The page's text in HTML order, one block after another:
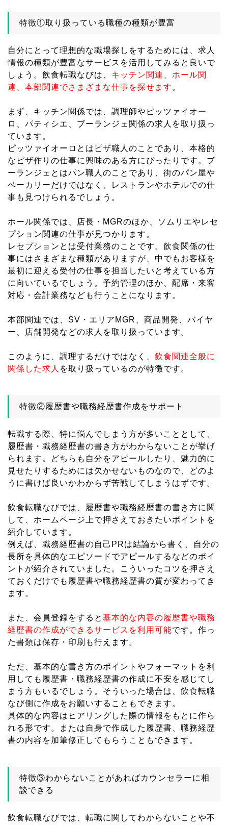
特徴①取り扱っている職種の種類が豊富
自分にとって理想的な職場探しをするためには、求人
情報の種類が豊富なサービスを活用してみると良いで
しょう。飲食転職なびは、 キッチン関連、ホール関
連、本部関連でさまざまな仕事を探せます 。
まず、キッチン関係では、調理師やピッツァイオー
ロ、パティシエ、ブーランジェ関係の求人を取り扱っ
ています。
ピッツァイオーロとはピザ職人のことであり、本格的
なピザ作りの仕事に興味のある方にぴったりです。ブ
ーランジェとはパン職人のことであり、街のパン屋や
ベーカリーだけではなく、レストランやホテルでの仕
事も見つけられるでしょう。
ホール関係では、店長・MGRのほか、ソムリエやレセ
プション関連の仕事が見つかります。
レセプションとは受付業務のことです。飲食関係の仕
事にはさまざまな種類がありますが、中でもお客様を
最初に迎える受付の仕事を担当したいと考えている方
に向いているでしょう。予約管理のほか、配席・来客
対応・会計業務なども行うことになります。
本部関連では、SV・エリアMGR、商品開発、バイヤ
ー、店舗開発などの求人を取り扱っています。
このように、調理するだけではなく、 飲食関連全般に
関係した求人 を取り扱っているのが特徴です。
特徴②履歴書や職務経歴書作成をサポート
転職する際、特に悩んでしまう方が多いこととして、
履歴書・職務経歴書の書き方がわからないことが挙げ
られます。どちらも自分をアピールしたり、魅力的に
見せたりするためには欠かせないものなので、どのよ
うに書けば良いかわからず苦戦してしまうはずです。
飲食転職なびでは、履歴書や職務経歴書の書き方に関
して、ホームページ上で押さえておきたいポイントを
紹介しています。
例えば、職務経歴書の自己PRは結論から書く、自分の
長所を具体的なエピソードでアピールするなどのポイ
ントが紹介されていました。こういったコツを押さえ
ておくだけでも履歴書や職務経歴書の質が変わってき
ます。
また、会員登録をすると 基本的な内容の履歴書や職務
経歴書の作成ができるサービスを利用可能です。作っ
た書類は保存・印刷も行えます。
ただ、基本的な書き方のポイントやフォーマットを利
用しても履歴書・職務経歴書の作成に不安を感じてし
まう方もいるでしょう。そういった場合は、飲食転職
なび側に作成をお願いすることもできます。
具体的な内容はヒアリングした際の情報をもとに作ら
れる形です。または自身で作成した履歴書、職務経歴
書の内容を加筆修正してもらうこともできます。
特徴③わからないことがあればカウンセラーに相
談できる
飲食転職なびでは、転職に関してわからないことや不